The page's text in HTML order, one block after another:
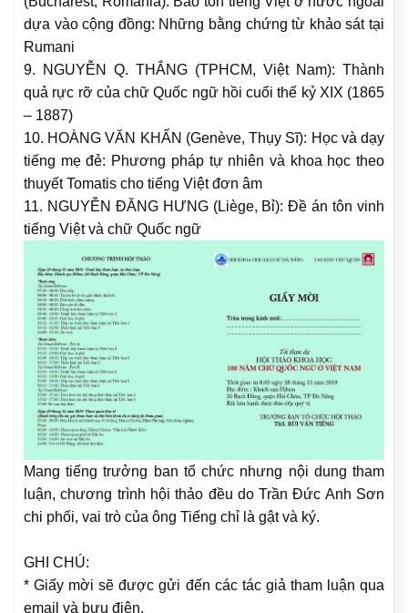
dựa vào cộng đồng: Những bằng chứng từ khảo sát tại
Rumani
9. NGUYỄN Q. THẮNG (TPHCM, Việt Nam): Thành
quả rực rỡ của chữ Quốc ngữ hồi cuối thế kỷ XIX (1865
– 1887)
10. HOÀNG VĂN KHẨN (Genève, Thụy Sĩ): Học và dạy
tiếng mẹ đẻ: Phương pháp tự nhiên và khoa học theo
thuyết Tomatis cho tiếng Việt đơn âm
11. NGUYỄN ĐĂNG HƯNG (Liège, Bỉ): Đề án tôn vinh
tiếng Việt và chữ Quốc ngữ
Mang tiếng trưởng ban tổ chức nhưng nội dung tham
luận, chương trình hội thảo đều do Trần Đức Anh Sơn
chi phối, vai trò của ông Tiếng chỉ là gật và ký.
GHI CHÚ:
* Giấy mời sẽ được gửi đến các tác giả tham luận qua
email và bưu điện.